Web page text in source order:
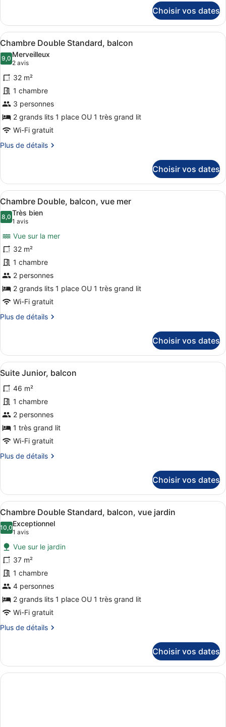
partielle
sur
la
mer
le
type
de
chambre
Chambre
Double,
balcon,
vue
partielle
sur
la
mer
Choisir vos dates
Afficher
toutes
les
photos
pour
ce
type
de
chambre :
Chambre
balcon
Une chambre d’hôtel avec un lit,
4
Chambre Double Standard, balcon
9,09,0 sur 10
Merveilleux
2 avis
(2 avis)
32 m²
1 chambre
3 personnes
2 grands lits 1 place OU 1 très grand lit
Wi-Fi gratuit
Plus de détails
Plus
le
type
de
chambre
Chambre
Double
Standard,
balcon
Choisir vos dates
Afficher
toutes
les
photos
pour
ce
type
de
chambre :
Chambre
Double,
balcon,
mer
Une chambre d’hôtel avec un lit,
2
Chambre Double, balcon, vue mer
8,08,0 sur 10
Très bien
1 avis
(1 avis)
Vue sur la mer
32 m²
1 chambre
2 personnes
2 grands lits 1 place OU 1 très grand lit
Wi-Fi gratuit
Plus de détails
Plus
le
type
de
Chambre
Double,
balcon,
vue
mer
Choisir vos dates
Afficher
toutes
les
photos
pour
ce
type
chambre :
balcon
Une chambre d’hôtel moderne
2
Suite Junior, balcon
46 m²
1 chambre
2 personnes
1 très grand lit
Wi-Fi gratuit
Plus de détails
Plus
le
type
de
chambre
Suite
Junior,
balcon
Choisir vos dates
Afficher
toutes
les
photos
pour
ce
type
de
chambre :
Chambre
Double
Standard,
vue
jardin
Une chambre d’hôtel moderne
2
Chambre Double Standard, balcon, vue jardin
10,010,0 sur 10
Exceptionnel
1 avis
(1 avis)
Vue sur le jardin
37 m²
1 chambre
4 personnes
2 grands lits 1 place OU 1 très grand lit
Wi-Fi gratuit
Plus de détails
Plus
le
type
de
Choisir vos dates